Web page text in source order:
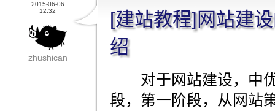
2015-06-06
12:32
zhushican
[建站教程]网站建
绍
对于网站建设，中优
段，第一阶段，从网站